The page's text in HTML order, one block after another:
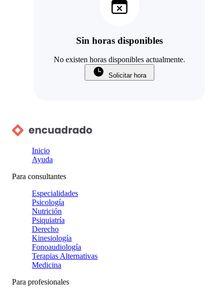
Sin horas disponibles
No existen horas disponibles actualmente.
Solicitar hora
Inicio
Ayuda
Para consultantes
Especialidades
Psicología
Nutrición
Psiquiatría
Derecho
Kinesiología
Fonoaudiología
Terapias Alternativas
Medicina
Para profesionales